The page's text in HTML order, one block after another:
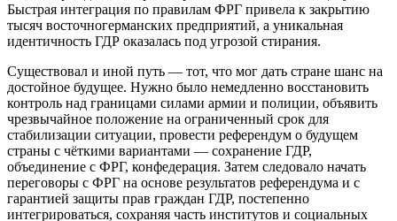
Быстрая интеграция по правилам ФРГ привела к закрытию
тысяч восточногерманских предприятий, а уникальная
идентичность ГДР оказалась под угрозой стирания.
Существовал и иной путь — тот, что мог дать стране шанс на
достойное будущее. Нужно было немедленно восстановить
контроль над границами силами армии и полиции, объявить
чрезвычайное положение на ограниченный срок для
стабилизации ситуации, провести референдум о будущем
страны с чёткими вариантами — сохранение ГДР,
объединение с ФРГ, конфедерация. Затем следовало начать
переговоры с ФРГ на основе результатов референдума и с
гарантией защиты прав граждан ГДР, постепенно
интегрироваться, сохраняя часть институтов и социальных